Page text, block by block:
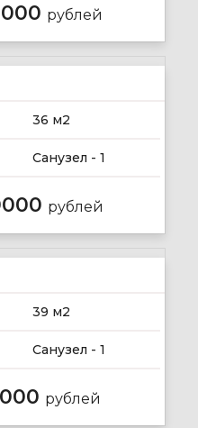
рублей
36 м2
Санузел - 1
рублей
39 м2
Санузел - 1
рублей